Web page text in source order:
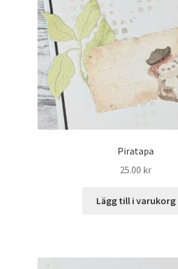
Piratapa
25.00 kr
Lägg till i varukorg